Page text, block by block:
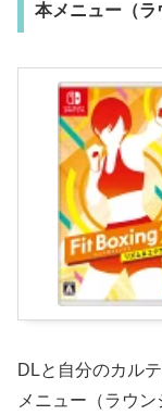
本メニュー（ラ
DLと自分のカル
メニュー（ラウ